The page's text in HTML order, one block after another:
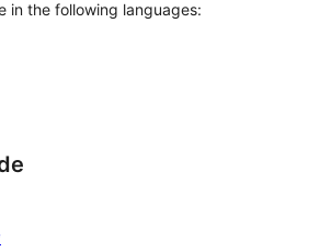
in the following languages: